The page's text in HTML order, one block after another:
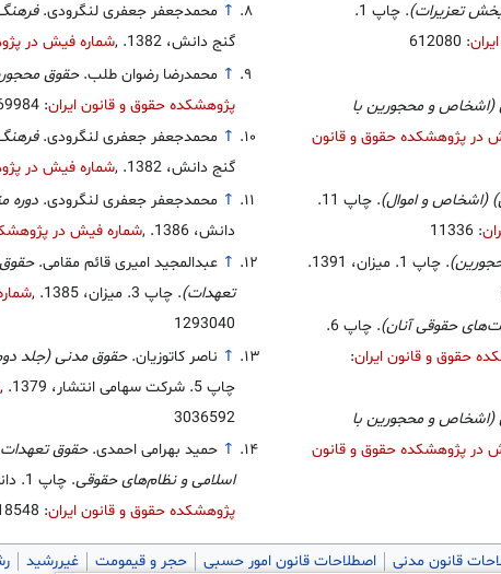
تعزیرات)
. چاپ 1.
: 612080
(اشخاص و محجورین با
در پژوهشکده حقوق و قانون
(اشخاص و اموال)
. چاپ 11.
: 11336
. چاپ 1. میزان، 1391.
حقوقی آنان)
. چاپ 6.
حقوق و قانون ایران:
(اشخاص و محجورین با
در پژوهشکده حقوق و قانون
↑ محمدجعفر جعفری لنگرودی.
گنج دانش، 1382.
شماره فیش در
↑ محمدرضا رضوان طلب.حقوق
پژوهشکده حقوق و قانون ایران: 3169984
↑ محمدجعفر جعفری لنگرودی.
گنج دانش، 1382.
شماره فیش در
↑ محمدجعفر جعفری لنگرودی.دوره
دانش، 1386.
شماره فیش در
↑ عبدالمجید امیری قائم مقامی.
تعهدات). چاپ 3. میزان، 1385.
1293040
↑ ناصر کاتوزیان.حقوق مدنی (جلد دوم)
چاپ 5. شرکت سهامی انتشار، 1379.
3036592
↑ حمید بهرامی احمدی.حقوق تعهدات
اسلامی و نظام‌های حقوقی. چاپ 1. دانشگاه امام صادق (ع)، 1390.
پژوهشکده حقوق و قانون ایران: 4318548
قانون مدنی اصطلاحات قانون امور حسبی حجر و قیمومت غیررشید